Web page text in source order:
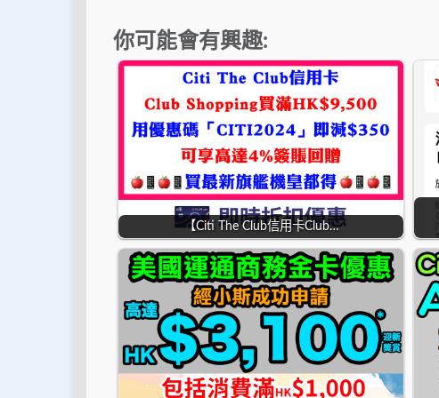
你可能會有興趣:
【Citi The Club信用卡Club…